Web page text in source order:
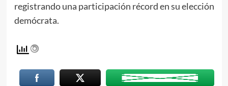
registrando una participación récord en su elección
demócrata.